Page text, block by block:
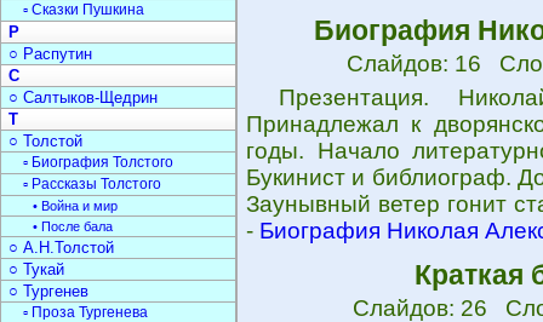
Биография
Слайдов: 16
Презентация.
Принадлежал к
годы. Начало
Букинист и библиограф.
Заунывный ветер гонит
- Биография Николая
Краткая
Слайдов: 26
▫ Сказки Пушкина
Р
○ Распутин
С
○ Салтыков-Щедрин
Т
○ Толстой
▫ Биография Толстого
▫ Рассказы Толстого
• Война и мир
• После бала
○ А.Н.Толстой
○ Тукай
○ Тургенев
▫ Проза Тургенева